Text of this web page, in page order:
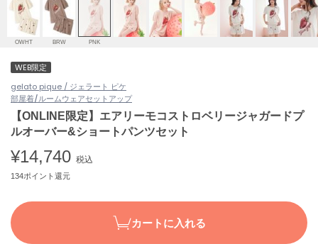
ェア (124)
(121)
ánuans
アニュアンス
ànuke
アンヌーク
ASICS
アシックス
バレリット
BANDOLIER
バンドリヤー
OWHT BRW PNK
WEB限定
gelato pique / ジェラート ピケ
部屋着/ルームウェアセットアップ
【ONLINE限定】エアリーモコストロベリージャガードプ
ルオーバー&ショートパンツセット
¥14,740 税込
134ポイント還元
カートに入れる